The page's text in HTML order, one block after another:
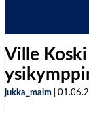
Ville Koski
jukka_malm